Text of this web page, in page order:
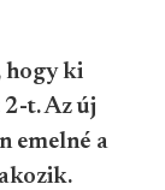
hogy ki
t. Az új
emelné a